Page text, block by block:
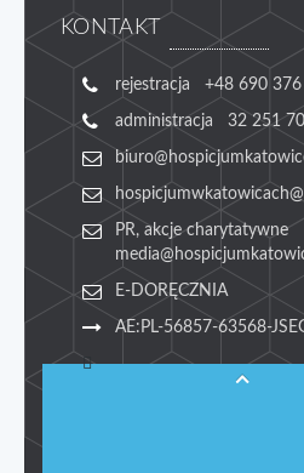
KONTAKT
rejestracja +48 690
administracja 32 251
PR, akcje charytatywne
E-DORĘCZNIA
AE:PL-56857-63568-